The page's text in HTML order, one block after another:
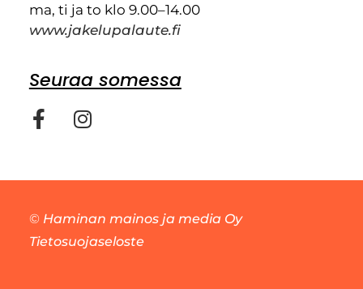
ma, ti ja to klo 9.00–14.00
www.jakelupalaute.fi
Seuraa somessa
© Haminan mainos ja media Oy
Tietosuojaseloste